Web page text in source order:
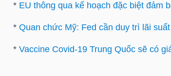
* EU thông qua kế hoạch đặc biệt đảm
* Quan chức Mỹ: Fed cần duy trì lãi
* Vaccine Covid-19 Trung Quốc sẽ có